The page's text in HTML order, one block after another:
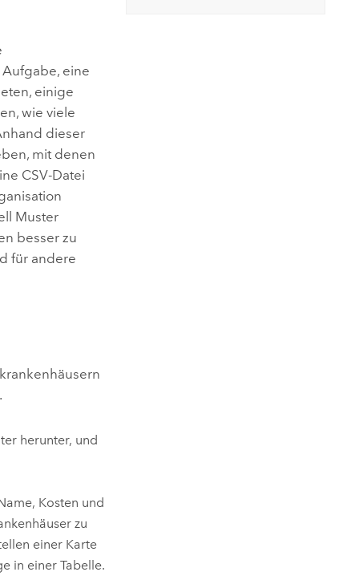
Aufgabe, eine
einige
wie viele
dieser
mit denen
CSV-Datei
Muster
besser zu
für andere
herunter, und
Kosten und
zu
einer Karte
in einer Tabelle.